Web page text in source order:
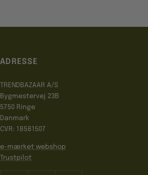
ADRESSE
TRENDBAZAAR A/S
Bygmestervej 23B
5750 Ringe
Danmark
CVR: 18581507
e-mærket webshop
Trustpilot